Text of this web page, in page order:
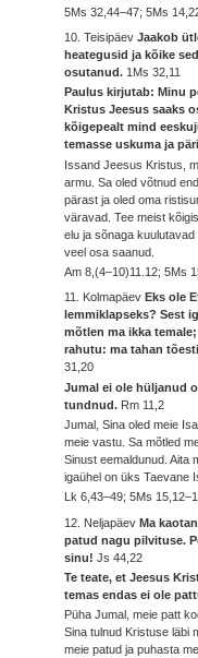
5Ms 32,44–47; 5Ms
10. TeisipäevJaakob
heategusid ja kõike
osutanud. 1Ms 32,11
Paulus kirjutab: Minu
Kristus Jeesus saaks
kõigepealt mind
temasse uskuma ja
Issand Jeesus Kristus,
armu. Sa oled võtnud
pärast ja oled oma
väravad. Tee meist
elu ja sõnaga
veel osa saanud.
Am 8,(4–10)11.12; 5Ms
11. Kolmapäev Eks ole
lemmiklapseks? Sest
mõtlen ma ikka
rahutu: ma tahan
31,20
Jumal ei ole hüljanud
tundnud. Rm 11,2
Jumal, Sina oled meie
meie vastu. Sa mõtled
Sinust eemaldunud. Aita
igaühel on üks Taevane
Lk 6,43–49; 5Ms
12. NeljapäevMa
patud nagu pilvituse.
sinu!Js 44,22
Te teate, et Jeesus
temas endas ei ole
Püha Jumal, meie patt
Sina tulnud Kristuse läbi
meie patud ja puhasta